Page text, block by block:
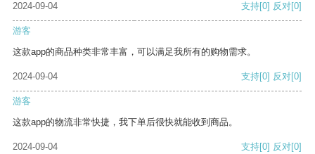
2024-09-04
支持[0] 反对[0]
游客
这款app的商品种类非常丰富，可以满足我所有的购物需求。
2024-09-04 支持[0] 反对[0]
游客
这款app的物流非常快捷，我下单后很快就能收到商品。
2024-09-04 支持[0] 反对[0]